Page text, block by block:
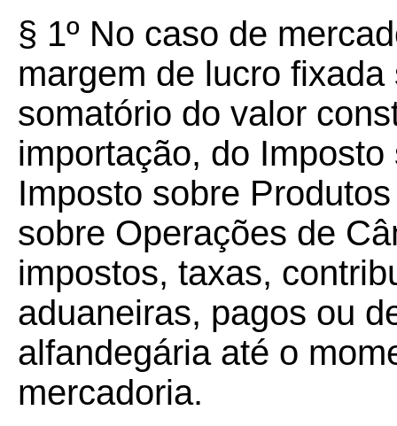
§ 1º No caso de
margem de lucro
somatório do valor
importação, do
Imposto sobre
sobre Operações de
impostos, taxas,
aduaneiras, pagos ou
alfandegária até o
mercadoria.